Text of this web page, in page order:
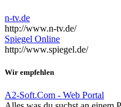
n-tv.de
http://www.n-tv.de/
Spiegel Online
http://www.spiegel.de/
Wir empfehlen
A2-Soft.Com - Web Portal